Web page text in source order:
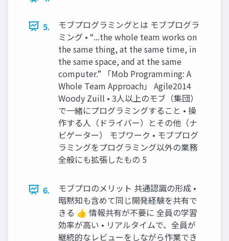
5.
モブプログラミングとは モブプログラ
ミング • “...the whole team works on
the same thing, at the same time, in
the same space, and at the same
computer.” 「Mob Programming: A
Whole Team Approach」 Agile2014
Woody Zuill • 3人以上のモブ（集団）
で一緒にプログラミングすること • 操
作する人（ドライバー）とその他（ナ
ビゲーター） モブワーク • モブプログ
ラミングをプログラミング以外の業務
全般にも拡張したもの 5
6.
モブプロのメリット 共通認識の形成 •
暗黙知も含めて同じ開発経験を共有で
きる 👍 情報共有が不要に 全員の学習
効率が高い • リアルタイムで、全員が
継続的なレビューをしながら作業でき